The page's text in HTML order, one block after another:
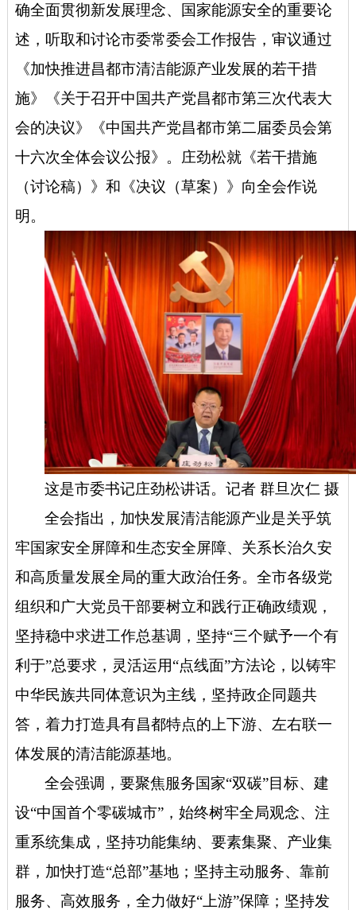
确全面贯彻新发展理念、国家能源安全的重要论
述，听取和讨论市委常委会工作报告，审议通过
《加快推进昌都市清洁能源产业发展的若干措
施》《关于召开中国共产党昌都市第三次代表大
会的决议》《中国共产党昌都市第二届委员会第
十六次全体会议公报》。庄劲松就《若干措施
（讨论稿）》和《决议（草案）》向全会作说
明。
这是市委书记庄劲松讲话。记者 群旦次仁 摄
全会指出， 加快发展清洁能源产业是关乎筑
牢国家安全屏障和生态安全屏障、关系长治久安
和高质量发展全局的重大政治任务。全市各级党
组织和广大党员干部要树立和践行正确政绩观，
坚持稳中求进工作总基调，坚持“三个赋予一个有
利于”总要求，灵活运用“点线面”方法论，以铸牢
中华民族共同体意识为主线，坚持政企同题共
答，着力打造具有昌都特点的上下游、左右联一
体发展的清洁能源基地。
全会强调， 要聚焦服务国家“双碳”目标、建
设“中国首个零碳城市”，始终树牢全局观念、注
重系统集成，坚持功能集纳、要素集聚、产业集
群，加快打造“总部”基地；坚持主动服务、靠前
服务、高效服务，全力做好“上游”保障；坚持发